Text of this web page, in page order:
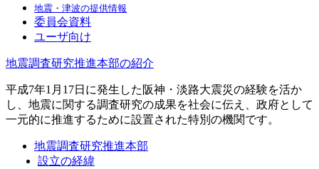
地震・津波の提供情報
委員会資料
ユーザ向け
地震調査研究推進本部の紹介
平成7年1月17日に発生した阪神・淡路大震災の経験を活か
し、地震に関する調査研究の成果を社会に伝え、政府として
一元的に推進するために設置された特別の機関です。
地震調査研究推進本部
設立の経緯